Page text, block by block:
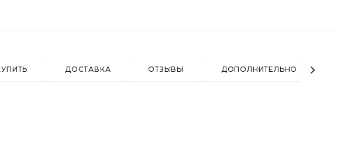
ДОСТАВКА ОТЗЫВЫ ДОПОЛНИТЕЛЬНО